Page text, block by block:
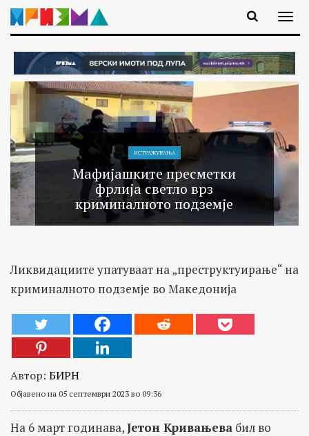
ИСТРАЖУВАЊA
Мафијашките пресметки
фрлија светло врз
криминалното подземје
Ликвидациите упатуваат на „преструктуирање“ на
криминалното подземје во Македонија
Автор: БИРН
Објавено на 05 септември 2023 во 09:36
На 6 март годинава,Јетон Кривањева бил во